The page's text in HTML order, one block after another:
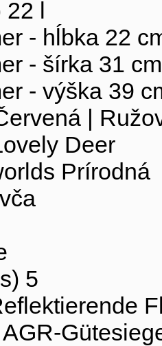
22 l
- hĺbka 22
- šírka 31 cm
- výška 39
|
Deer
Prírodná
5